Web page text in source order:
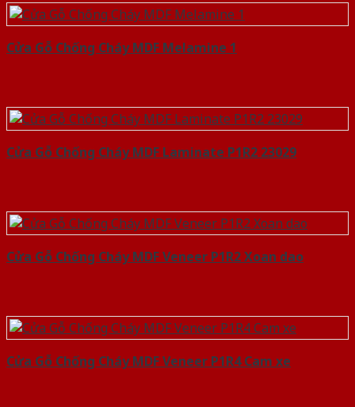
Cửa Gỗ Chống Cháy MDF Melamine 1
Cửa Gỗ Chống Cháy MDF Laminate P1R2 23029
Cửa Gỗ Chống Cháy MDF Veneer P1R2 Xoan dao
Cửa Gỗ Chống Cháy MDF Veneer P1R4 Cam xe